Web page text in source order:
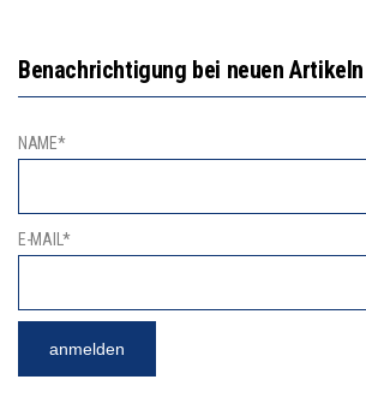
Benachrichtigung bei neuen Artikeln
NAME*
E-MAIL*